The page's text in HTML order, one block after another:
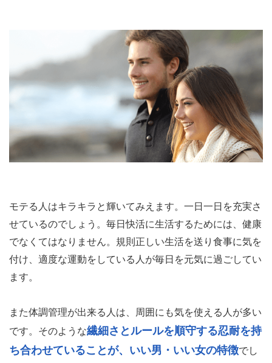
モテる人はキラキラと輝いてみえます。一日一日を充実さ
せているのでしょう。毎日快活に生活するためには、健康
でなくてはなりません。規則正しい生活を送り食事に気を
付け、適度な運動をしている人が毎日を元気に過ごしてい
ます。
また体調管理が出来る人は、周囲にも気を使える人が多い
です。そのような繊細さとルールを順守する忍耐を持
ち合わせていることが、いい男・いい女の特徴でし